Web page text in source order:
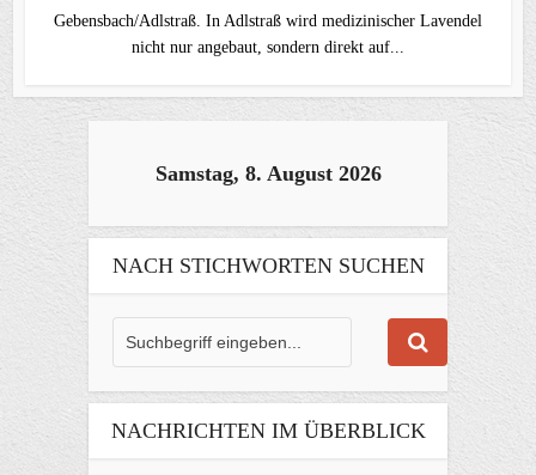
Gebensbach/Adlstraß. In Adlstraß wird medizinischer Lavendel
nicht nur angebaut, sondern direkt auf...
Samstag, 8. August 2026
NACH STICHWORTEN SUCHEN
NACHRICHTEN IM ÜBERBLICK